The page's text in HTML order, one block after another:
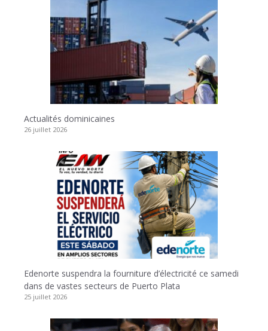
Actualités dominicaines
26 juillet 2026
Edenorte suspendra la fourniture d’électricité ce samedi
dans de vastes secteurs de Puerto Plata
25 juillet 2026